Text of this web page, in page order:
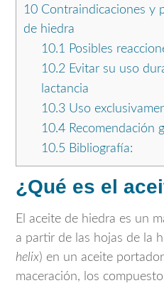
10 Contraindicaciones y
de hiedra
10.1 Posibles
10.2Evitar su uso
lactancia
10.3Uso
10.4Recomendación
10.5 Bibliografía:
¿Qué es el
El aceite de hiedra es un
a partir de las hojas de la
helix) en un aceite
maceración, los